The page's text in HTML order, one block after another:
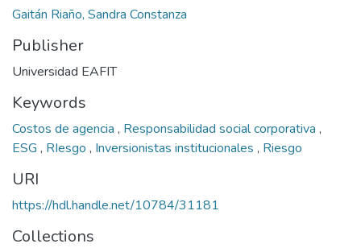
Gaitán Riaño, Sandra Constanza
Publisher
Universidad EAFIT
Keywords
Costos de agencia , Responsabilidad social corporativa ,
ESG , RIesgo , Inversionistas institucionales , Riesgo
URI
https://hdl.handle.net/10784/31181
Collections